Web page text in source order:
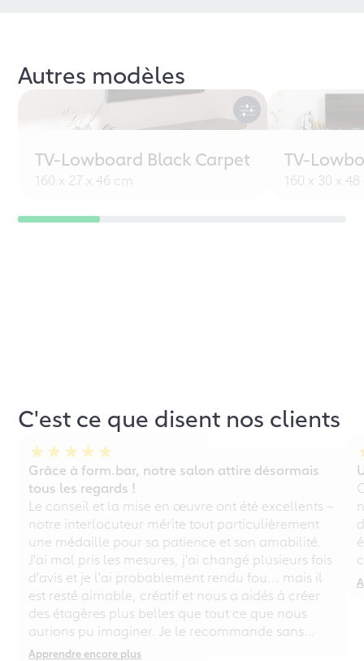
Autres modèles
TV-Lowboard Black Carpet
160 x 27 x 46 cm
TV-
160 x 30 x
C'est ce que disent nos clients
Grâce à form.bar, notre salon attire désormais
tous les regards !
Le conseil et la mise en œuvre ont été excellents –
notre interlocuteur mérite tout particulièrement
une médaille pour sa patience et son amabilité.
J'ai mal pris les mesures, j'ai changé plusieurs fois
d'avis et je l'ai probablement rendu fou... mais il
est resté aimable, créatif et nous a aidés à créer
des étagères plus belles que tout ce que nous
aurions pu imaginer. Je le recommande sans
réserve, même aux perfectionnistes chaotiques !
Apprendre encore plus